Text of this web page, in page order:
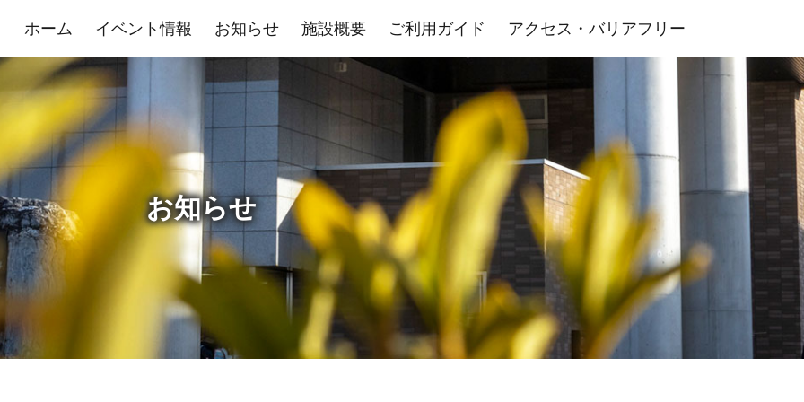
ホーム イベント情報 お知らせ 施設概要
展示室 控室・その他
ご利用ガイド アクセス・バリアフリー
お知らせ